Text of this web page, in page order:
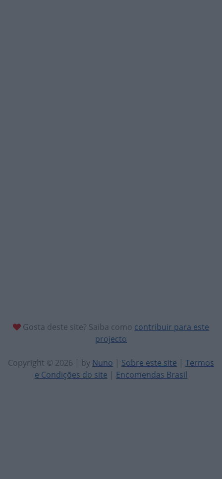
Gosta deste site? Saiba como contribuir para este
projecto
Copyright © 2026 | by Nuno | Sobre este site | Termos
e Condições do site | Encomendas Brasil